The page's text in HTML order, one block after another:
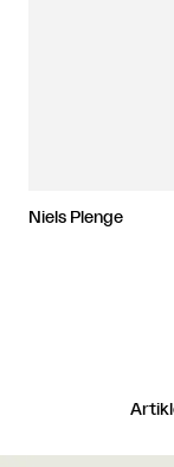
Niels Plenge